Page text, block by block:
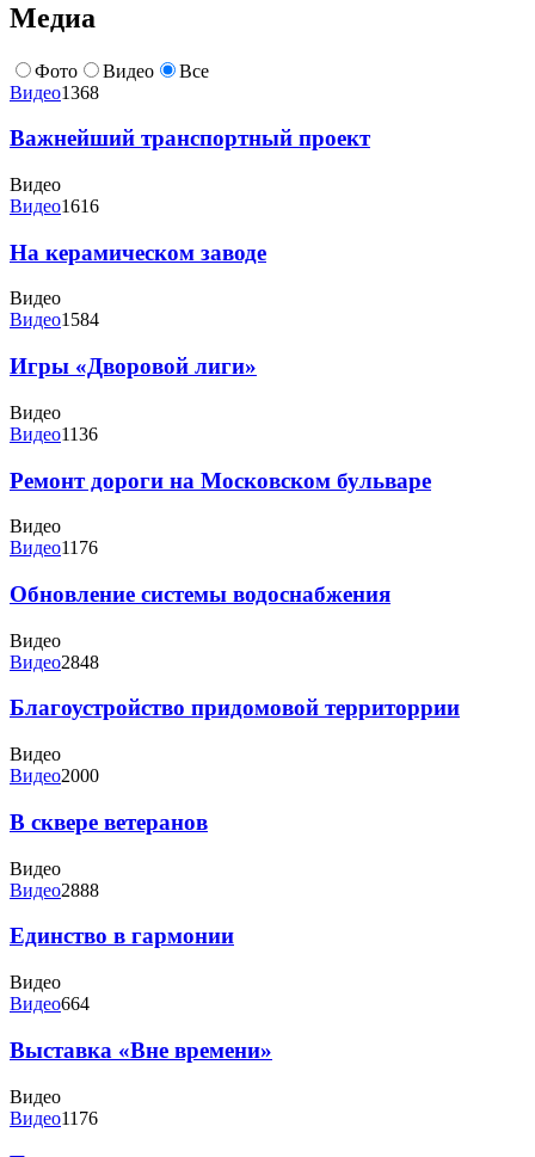
Медиа
Фото Видео
Все
Видео1368
Важнейший транспортный проект
Видео
Видео1616
На керамическом заводе
Видео
Видео1584
Игры «Дворовой лиги»
Видео
Видео1136
Ремонт дороги на Московском бульваре
Видео
Видео1176
Обновление системы водоснабжения
Видео
Видео2848
Благоустройство придомовой территоррии
Видео
Видео2000
В сквере ветеранов
Видео
Видео2888
Единство в гармонии
Видео
Видео664
Выставка «Вне времени»
Видео
Видео1176